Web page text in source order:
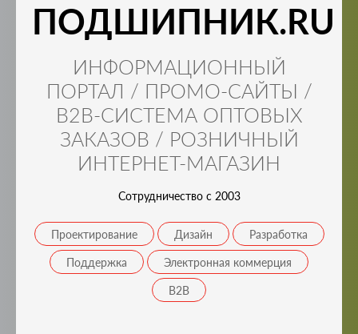
ПОДШИПНИК.RU
ИНФОРМАЦИОННЫЙ
ПОРТАЛ / ПРОМО-САЙТЫ /
B2B-СИСТЕМА ОПТОВЫХ
ЗАКАЗОВ / РОЗНИЧНЫЙ
ИНТЕРНЕТ-МАГАЗИН
Сотрудничество с 2003
Проектирование Дизайн Разработка
Поддержка Электронная коммерция
B2B